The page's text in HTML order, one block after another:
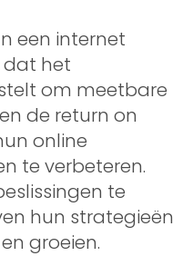
een internet
dat het
om meetbare
de return on
online
te verbeteren.
te
hun strategieën
groeien.